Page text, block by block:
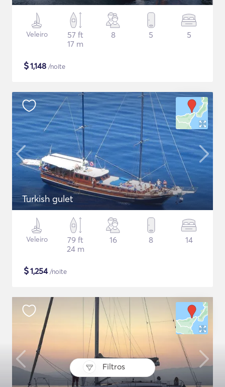
Filtros
Veleiro
57 ft
17 m
8 5 5
$1,148 /noite
Turkish gulet
Veleiro
79 ft
24 m
16 8 14
$1,254/noite